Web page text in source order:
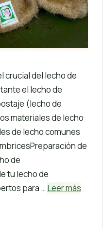
crucial del lecho de
el lecho de
(lecho de
materiales de lecho
de lecho comunes
de
de
tu lecho de
para … Leer más